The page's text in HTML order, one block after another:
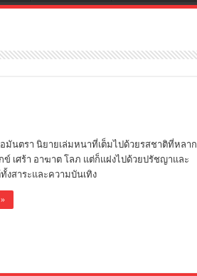
มันตรา นิยายเล่มหนาที่เต็มไปด้วยรสชาติที่หลาก
ข์ เศร้า อาฆาต โลภ แต่ก็แฝงไปด้วยปรัชญาและ
งสาระและความบันเทิง